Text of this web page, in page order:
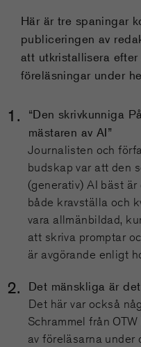
Här är tre spaningar
publiceringen av
att utkristallisera
föreläsningar under
“Den skrivkunniga
mästaren av AI”
Journalisten och
budskap var att den
(generativ) AI bäst
både kravställa och
vara allmänbildad,
att skriva promptar
är avgörande enligt
Det mänskliga är
Det här var också
Schrammel från
av föreläsarna under